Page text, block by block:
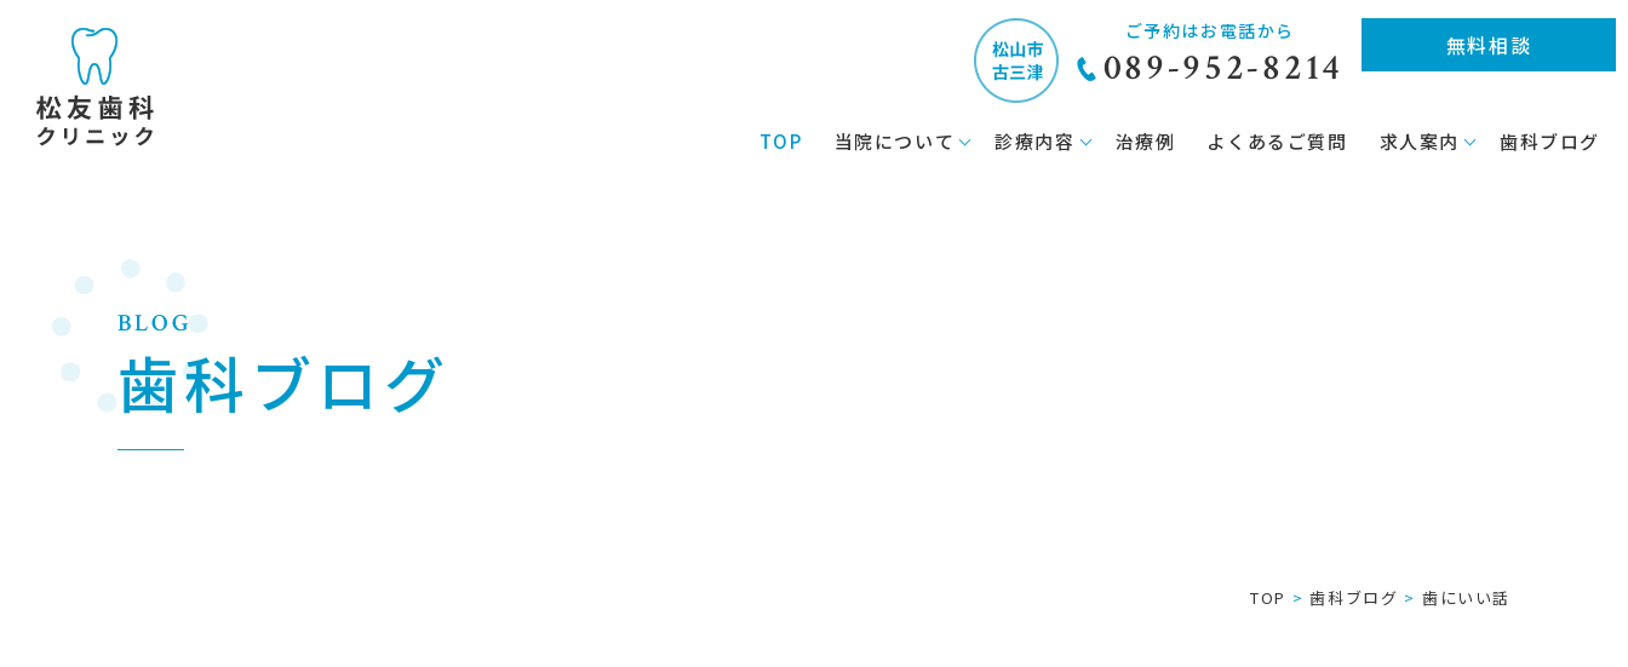
ご予約はお電話から
089-952-8214 無料相談
TOP 当院について 診療内容 治療例 よくあるご質問 求人案内 歯科ブログ
BLOG
歯科ブログ
TOP 歯科ブログ 歯にいい話